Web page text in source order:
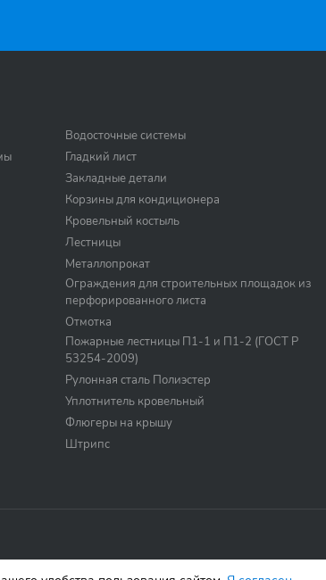
Водосточные системы
Гладкий лист
Закладные детали
Корзины для кондиционера
Кровельный костыль
Лестницы
Металлопрокат
Ограждения для строительных площадок из
перфорированного листа
Отмотка
Пожарные лестницы П1-1 и П1-2 (ГОСТ Р
53254-2009)
Рулонная сталь Полиэстер
Уплотнитель кровельный
Флюгеры на крышу
Штрипс